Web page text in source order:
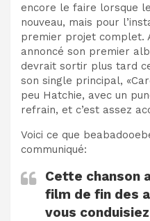
encore le faire lorsque
nouveau, mais pour
premier projet complet.
annoncé son premier
devrait sortir plus tard
son single principal,
peu Hatchie, avec un
refrain, et c’est assez
Voici ce que
communiqué:
Cette chanson
film de fin des
vous